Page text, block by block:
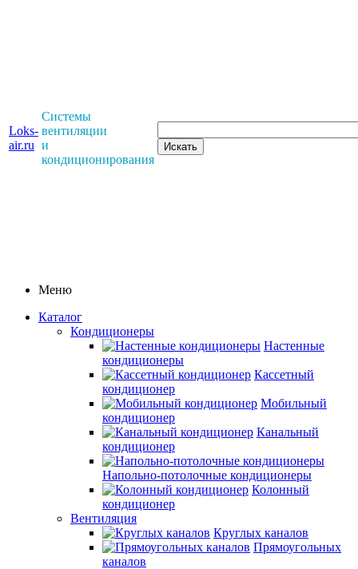
Loks-
air.ru
Системы
вентиляции
и
кондиционирования
Меню
Каталог
Кондиционеры
Настенные
кондиционеры
Кассетный
кондиционер
Мобильный
кондиционер
Канальный
кондиционер
Напольно-потолочные кондиционеры
Колонный
кондиционер
Вентиляция
Круглых каналов
Прямоугольных
каналов